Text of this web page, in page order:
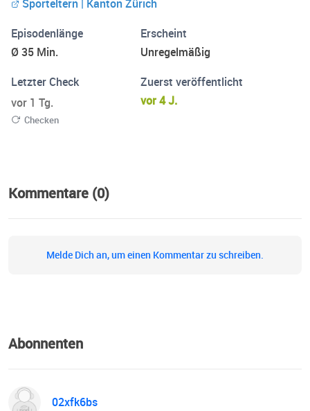
Sporteltern | Kanton Zürich
Episodenlänge
Ø 35 Min.
Erscheint
Unregelmäßig
Letzter Check
vor 1 Tg.
Checken
Zuerst veröffentlicht
vor 4 J.
Kommentare (0)
Melde Dich an, um einen Kommentar zu schreiben.
Abonnenten
02xfk6bs